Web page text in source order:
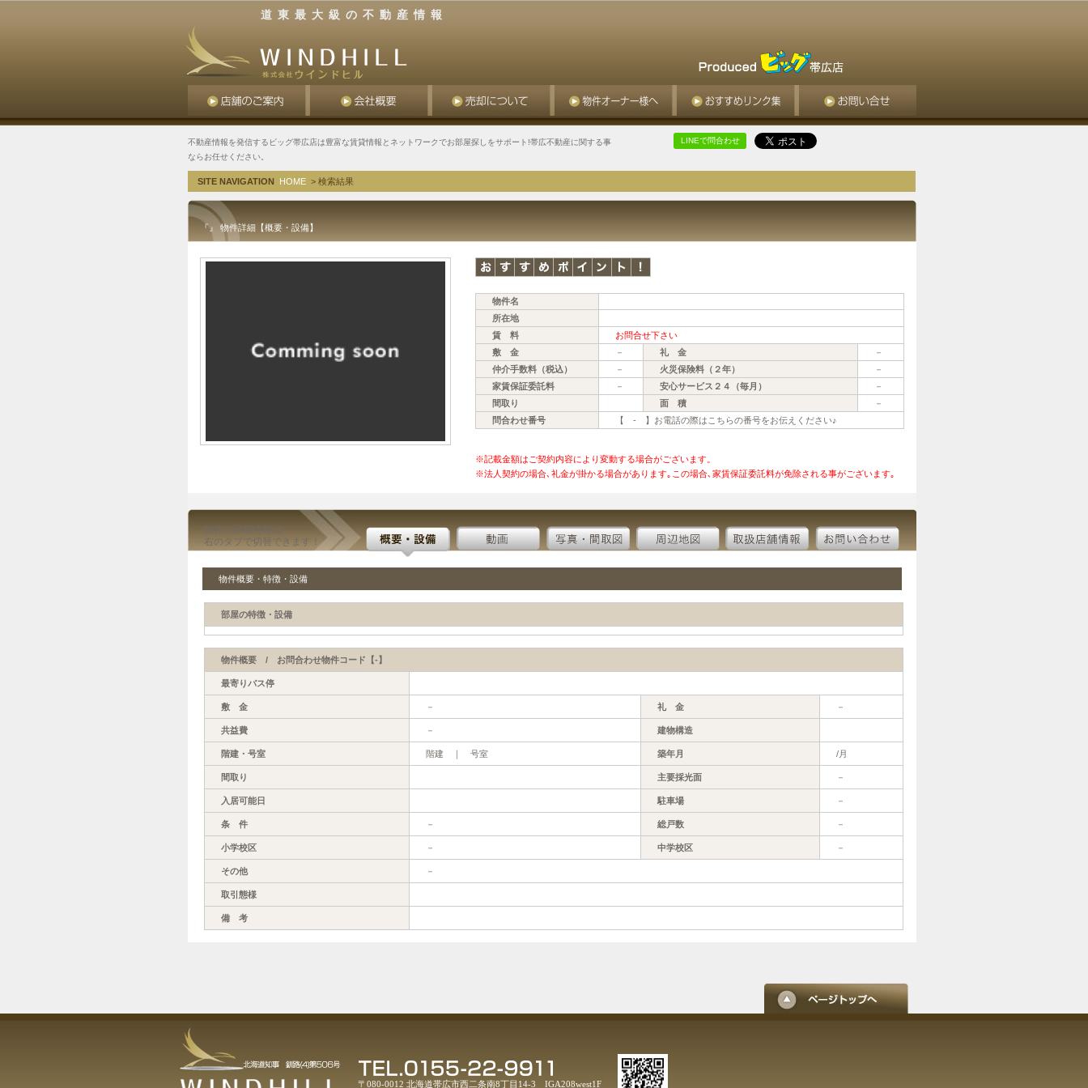
道東最大級の不動産情報
不動産情報を発信するビッグ帯広店は豊富な賃貸情報とネットワークでお部屋探しをサポート!帯広不動産に関する事
ならお任せください。
LINEで問合わせ
SITE NAVIGATION HOME > 検索結果
『』 物件詳細【概要・設備】
物件名
所在地
賃 料
お問合せ下さい
敷 金
－ 礼 金
－
仲介手数料（税込）
－ 火災保険料（２年）
－
家賃保証委託料
－ 安心サービス２４（毎月）
－
間取り
面 積
－
問合わせ番号
【 - 】お電話の際はこちらの番号をお伝えください♪
※記載金額はご契約内容により変動する場合がございます。
※法人契約の場合､礼金が掛かる場合があります｡この場合､家賃保証委託料が免除される事がございます｡
物件の詳細情報は
右のタブで切替できます！
物件概要・特徴・設備
部屋の特徴・設備
物件概要 / お問合わせ物件コード【-】
最寄りバス停
敷 金 － 礼 金 －
共益費 － 建物構造
階建・号室 階建 ｜ 号室 築年月 /月
間取り 主要採光面 －
入居可能日 駐車場 －
条 件 － 総戸数 －
小学校区 － 中学校区 －
その他 －
取引態様
備 考
〒080-0012 北海道帯広市西二条南8丁目14-3 IGA208west1F